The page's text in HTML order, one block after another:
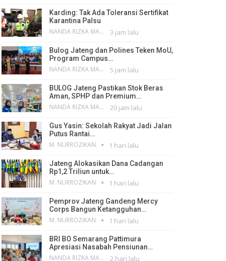
Karding: Tak Ada Toleransi Sertifikat
Karantina Palsu
NANDA RIZKA MAHENDRA 3 jam lalu
Bulog Jateng dan Polines Teken MoU,
Program Campus…
NANDA RIZKA MAHENDRA 5 jam lalu
BULOG Jateng Pastikan Stok Beras
Aman, SPHP dan Premium…
NANDA RIZKA MAHENDRA 20 jam lalu
Gus Yasin: Sekolah Rakyat Jadi Jalan
Putus Rantai…
M. NURROZIKAN 1 hari lalu
Jateng Alokasikan Dana Cadangan
Rp1,2 Triliun untuk…
M. NURROZIKAN 1 hari lalu
Pemprov Jateng Gandeng Mercy
Corps Bangun Ketangguhan…
M. NURROZIKAN 1 hari lalu
BRI BO Semarang Pattimura
Apresiasi Nasabah Pensiunan…
NANDA RIZKA MAHENDRA 2 hari lalu